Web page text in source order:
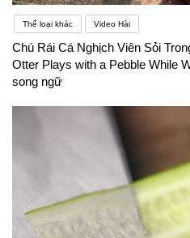
Thể loại khác Video Hài
Chú Rái Cá Nghịch Viên Sỏi
Otter Plays with a Pebble While
song ngữ